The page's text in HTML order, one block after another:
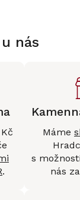
nás
.
Máme
s
nás